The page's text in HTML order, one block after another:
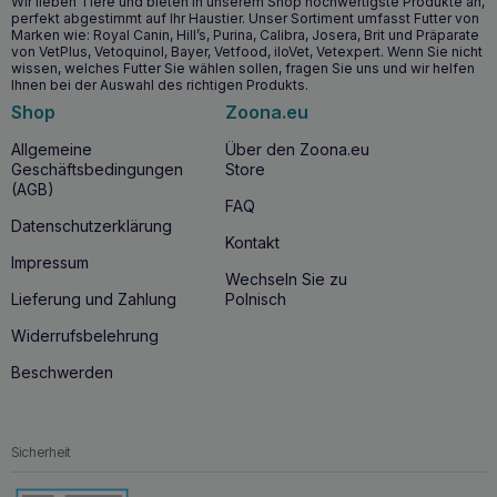
VETFOOD no stress gel 15ml – Die
wichtigsten gesundheitlichen Vorteile:
Ein natürliches Gel zur Unterstützung der psychischen
Gesundheit von Tieren.
Unterstützt das Nervensystem
Wirkt den Auswirkungen von Stress entgegen
Enthält natürliche Inhaltsstoffe
Schnelle Absorption für sofortige Wirkung
VETFOOD no stress gel 15ml – ab wann ist es
sinnvoll?
Das Produkt wird für Hunde jeden Alters empfohlen,
insbesondere für Hunde, die häufig Stresssituationen wie
Reisen, Umgebungswechsel oder laute Geräusche erleben.
Feuerwerk)
perfekt abgestimmt auf Ihr Haustier. Unser Sortiment umfasst Futter von
Marken wie: Royal Canin, Hill’s, Purina, Calibra, Josera, Brit und Präparate
von VetPlus, Vetoquinol, Bayer, Vetfood, iloVet, Vetexpert. Wenn Sie nicht
wissen, welches Futter Sie wählen sollen, fragen Sie uns und wir helfen
Ihnen bei der Auswahl des richtigen Produkts.
Shop
Allgemeine
Geschäftsbedingungen
(AGB)
Datenschutzerklärung
Impressum
Lieferung und Zahlung
Widerrufsbelehrung
Beschwerden
Zoona.eu
Über den Zoona.eu
Store
FAQ
Kontakt
Wechseln Sie zu
Polnisch
Sicherheit